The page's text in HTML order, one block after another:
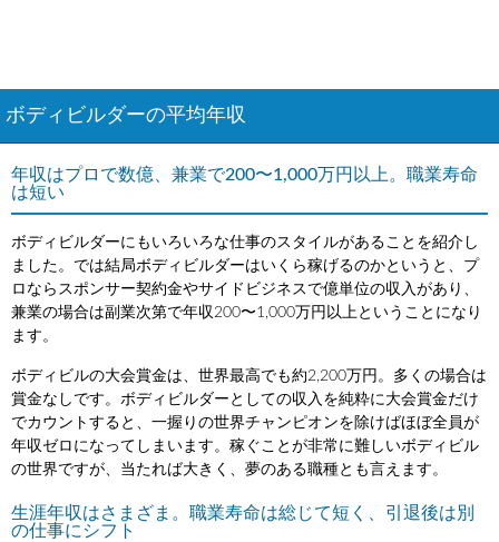
ボディビルダーの平均年収
年収はプロで数億、兼業で200〜1,000万円以上。職業寿命
は短い
ボディビルダーにもいろいろな仕事のスタイルがあることを紹介し
ました。では結局ボディビルダーはいくら稼げるのかというと、プ
ロならスポンサー契約金やサイドビジネスで億単位の収入があり、
兼業の場合は副業次第で年収200〜1,000万円以上ということになり
ます。
ボディビルの大会賞金は、世界最高でも約2,200万円。多くの場合は
賞金なしです。ボディビルダーとしての収入を純粋に大会賞金だけ
でカウントすると、一握りの世界チャンピオンを除けばほぼ全員が
年収ゼロになってしまいます。稼ぐことが非常に難しいボディビル
の世界ですが、当たれば大きく、夢のある職種とも言えます。
生涯年収はさまざま。職業寿命は総じて短く、引退後は別
の仕事にシフト